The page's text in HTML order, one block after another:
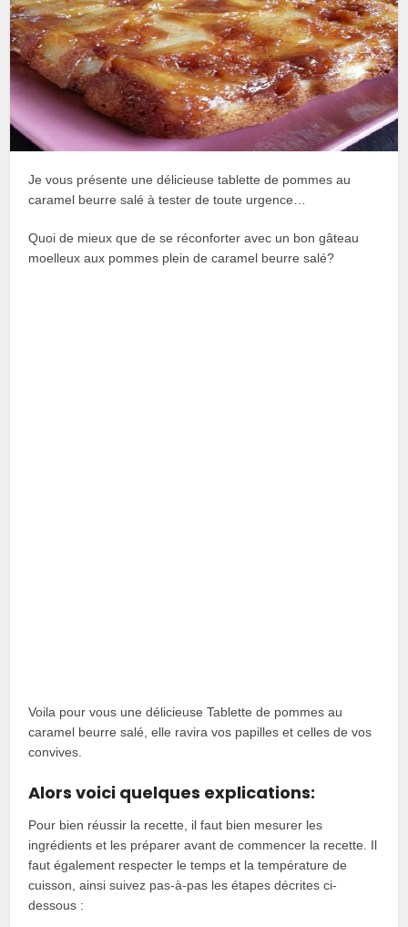
Je vous présente une délicieuse tablette de pommes au
caramel beurre salé à tester de toute urgence…
Quoi de mieux que de se réconforter avec un bon gâteau
moelleux aux pommes plein de caramel beurre salé?
Voila pour vous une délicieuse Tablette de pommes au
caramel beurre salé, elle ravira vos papilles et celles de vos
convives.
Alors voici quelques explications:
Pour bien réussir la recette, il faut bien mesurer les
ingrédients et les préparer avant de commencer la recette. Il
faut également respecter le temps et la température de
cuisson, ainsi suivez pas-à-pas les étapes décrites ci-
dessous :